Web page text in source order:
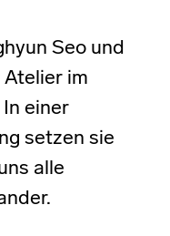
Seo und
Atelier im
einer
setzen sie
alle